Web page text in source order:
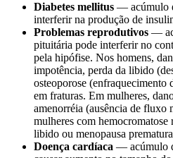
Diabetes mellitus — acúmulo
interferir na produção de
Problemas reprodutivos —
pituitária pode interferir no
pela hipófise. Nos homens,
impotência, perda da libido
osteoporose (enfraquecimento
em fraturas. Em mulheres,
amenorréia (ausência de fluxo
mulheres com hemocromatose
libido ou menopausa
Doença cardíaca — acúmulo